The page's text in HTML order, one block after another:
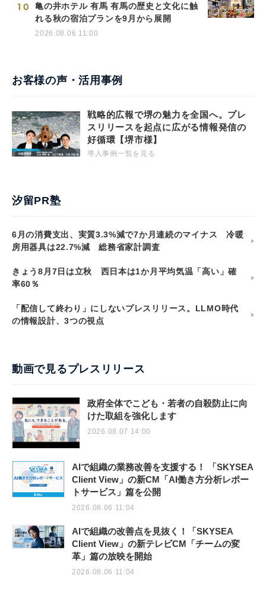
10
亀の井ホテル 有馬 有馬の歴史と文化に触
れる秋の宿泊プランを9月から展開
2026.08.06 11:00
お客様の声・活用事例
戦略的広報で堺の魅力を全国へ。プレ
スリリースを起点に広がる情報発信の
好循環【堺市様】
導入事例一覧を見る
汐留PR塾
6月の消費支出、実質3.3%減で7か月連続のマイナス 冷暖
房用器具は22.7%減 総務省家計調査
きょう8月7日は立秋 西日本は1か月平均気温「高い」確
率60％
「配信して終わり」にしないプレスリリース。LLMO時代
の情報設計、3つの視点
動画で見るプレスリリース
政府全体でこども・若者の自殺防止に向
けた取組を強化します
2026.08.07 14:00
AIで組織の業務改善を支援する！ 「SKYSEA
Client View」の新CM「AI働き方分析レポー
トサービス」篇を公開
2026.08.06 11:04
AIで組織の改善点を見抜く！「SKYSEA
Client View」の新テレビCM「チームの変
革」篇の放映を開始
2026.08.06 11:04